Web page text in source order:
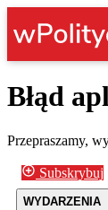
Błąd
Przepraszamy,
Subskrybuj
WYDARZENIA